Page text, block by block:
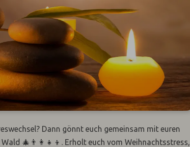
Dann gönnt euch gemeinsam mit euren
🎄👨‍👩‍👧‍👦. Erholt euch vom Weihnachtsstress,